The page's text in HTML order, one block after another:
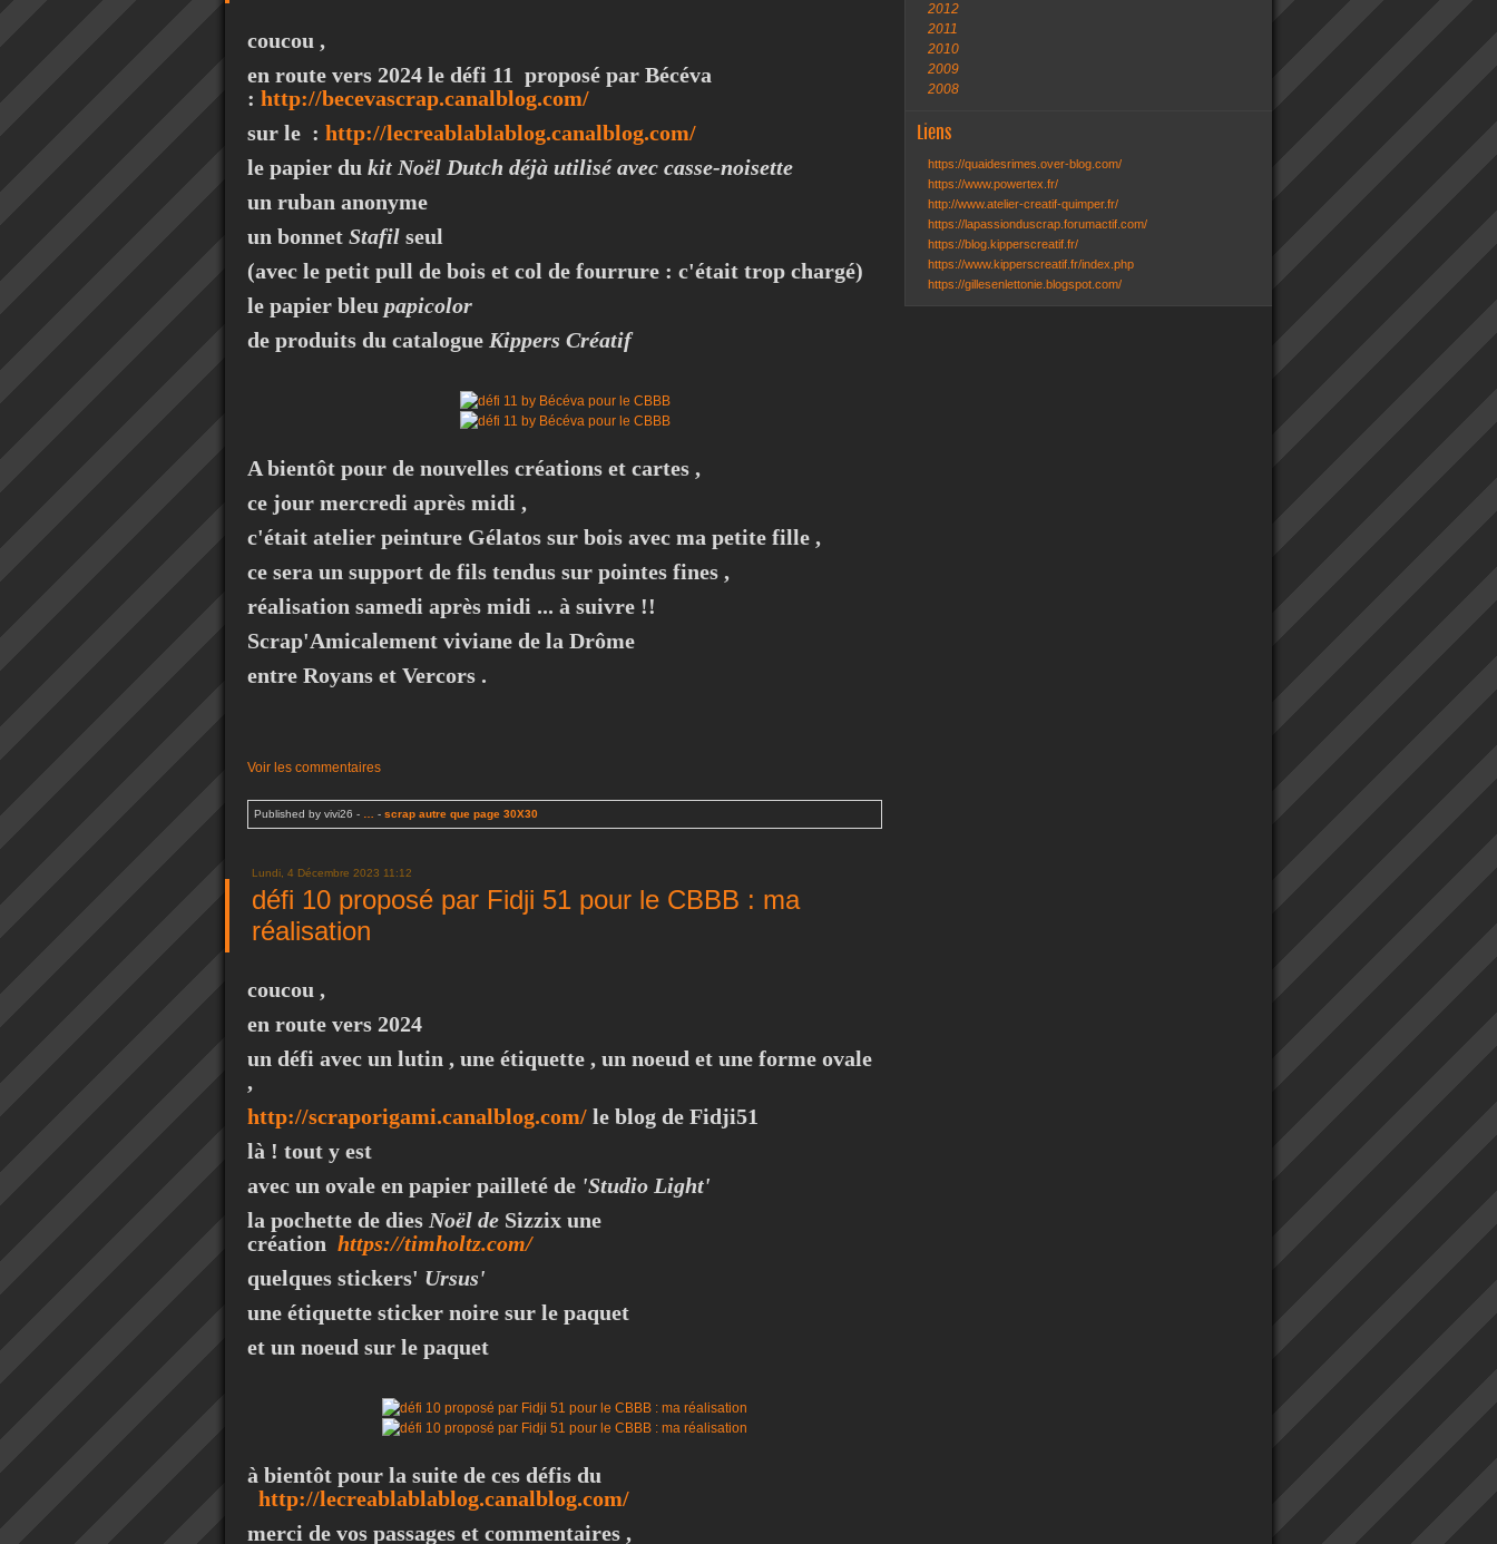
coucou ,
en route vers 2024 le défi 11 proposé par Bécéva
: http://becevascrap.canalblog.com/
sur le : http://lecreablablablog.canalblog.com/
le papier du kit Noël Dutch déjà utilisé avec casse-noisette
un ruban anonyme
un bonnet Stafil seul
(avec le petit pull de bois et col de fourrure : c'était trop chargé)
le papier bleu papicolor
de produits du catalogue Kippers Créatif
A bientôt pour de nouvelles créations et cartes ,
ce jour mercredi après midi ,
c'était atelier peinture Gélatos sur bois avec ma petite fille ,
ce sera un support de fils tendus sur pointes fines ,
réalisation samedi après midi ... à suivre !!
Scrap'Amicalement viviane de la Drôme
entre Royans et Vercors .
Voir les commentaires
Published by vivi26 - - scrap autre que page 30X30
Lundi, 4 Décembre 2023 11:12
défi 10 proposé par Fidji 51 pour le CBBB : ma
réalisation
coucou ,
en route vers 2024
un défi avec un lutin , une étiquette , un noeud et une forme ovale
,
http://scraporigami.canalblog.com/ le blog de Fidji51
là ! tout y est
avec un ovale en papier pailleté de 'Studio Light'
la pochette de dies Noël de Sizzix une
création https://timholtz.com/
quelques stickers' Ursus'
une étiquette sticker noire sur le paquet
et un noeud sur le paquet
à bientôt pour la suite de ces défis du
http://lecreablablablog.canalblog.com/
merci de vos passages et commentaires ,
2012
2011
2010
2009
2008
Liens
https://quaidesrimes.over-blog.com/
https://www.powertex.fr/
http://www.atelier-creatif-quimper.fr/
https://lapassionduscrap.forumactif.com/
https://blog.kipperscreatif.fr/
https://www.kipperscreatif.fr/index.php
https://gillesenlettonie.blogspot.com/